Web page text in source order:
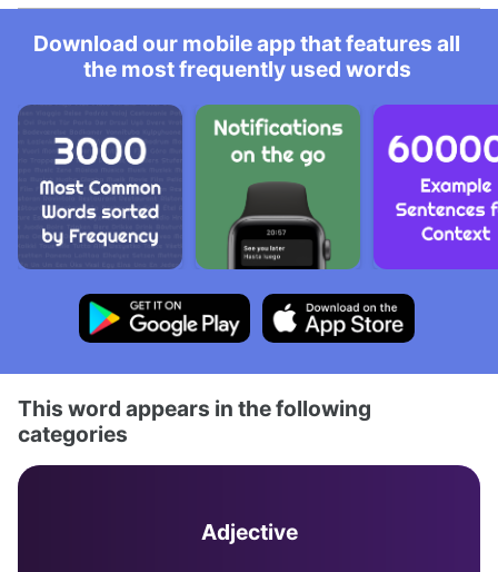
Download our mobile app that features all
the most frequently used words
This word appears in the following
categories
Adjective